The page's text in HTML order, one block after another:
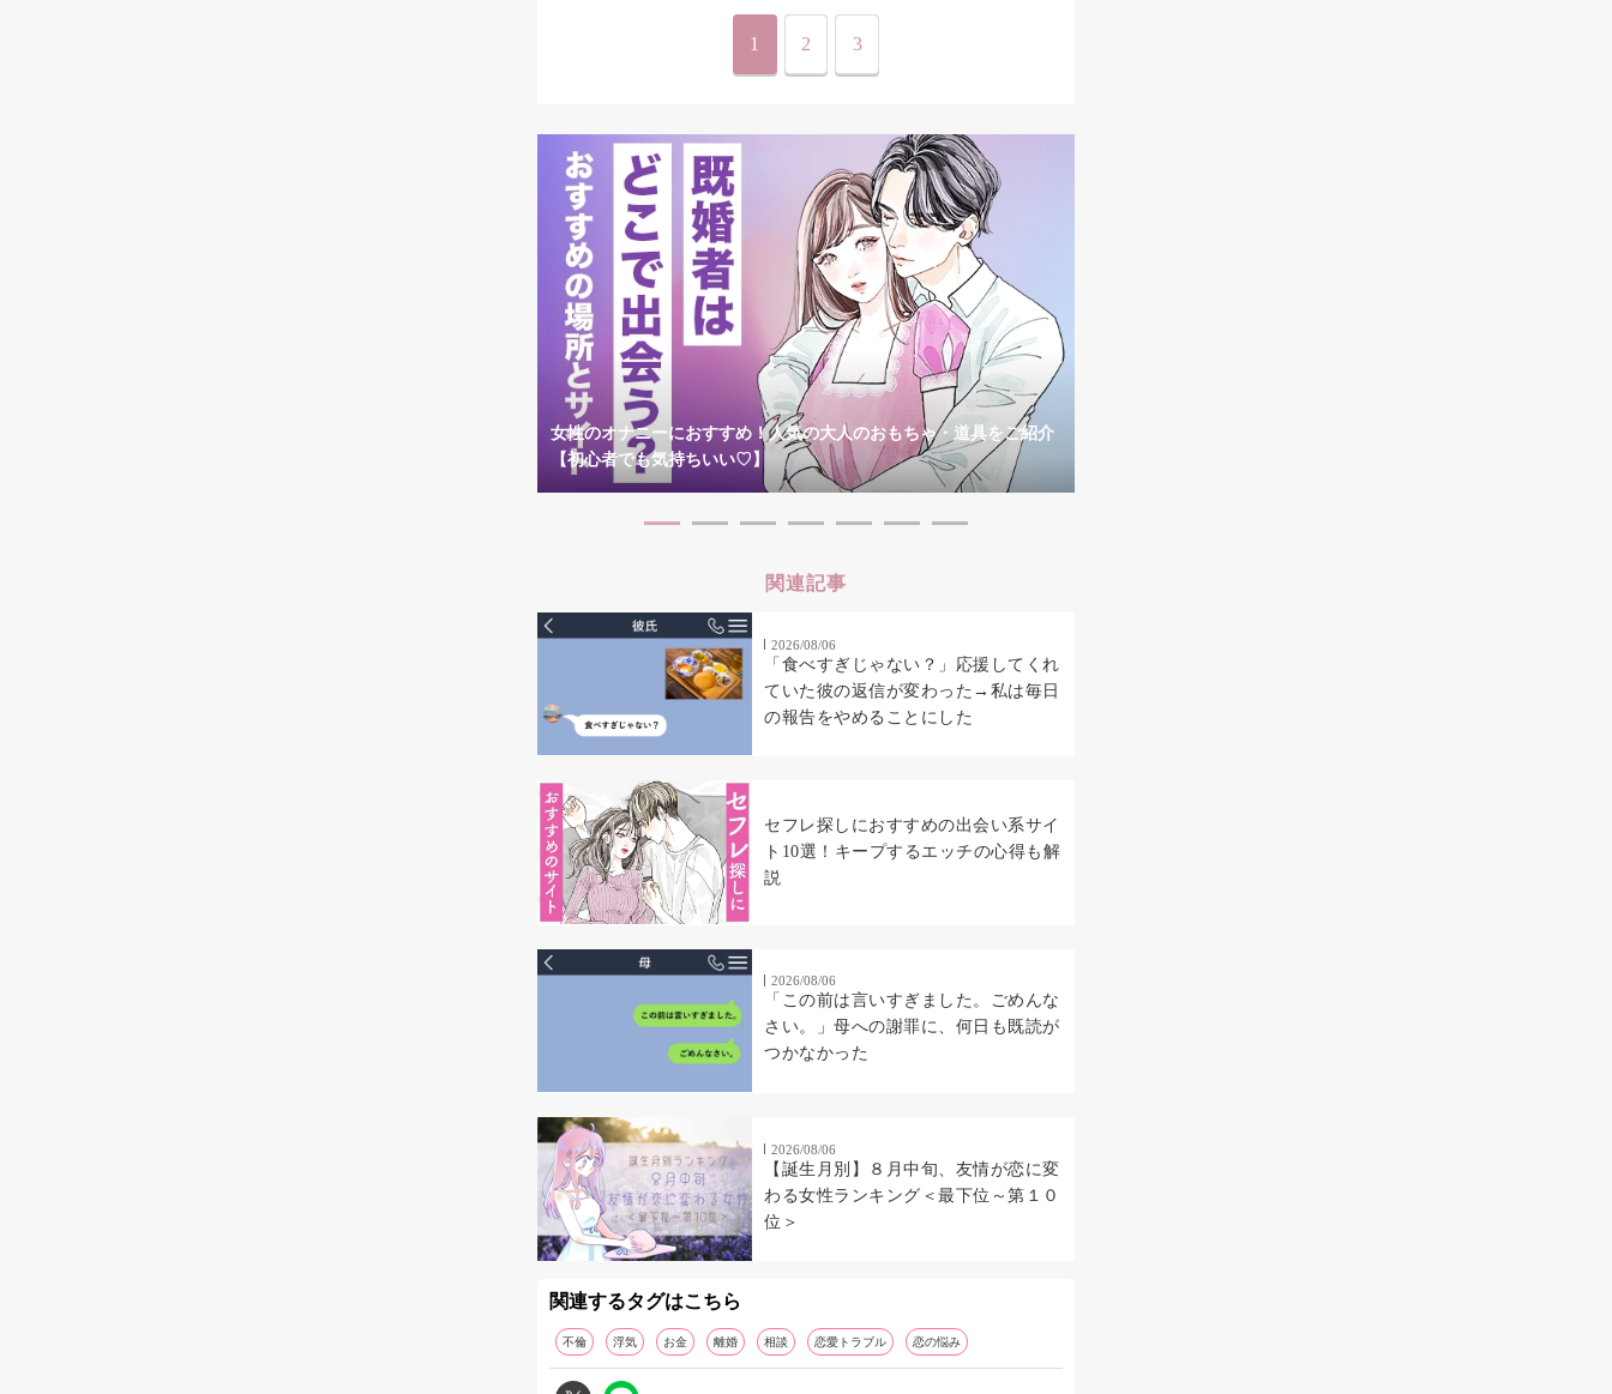
1 2 3
女性のオナニーにおすすめ！人気の大人のおもちゃ・道具をご紹介
【初心者でも気持ちいい♡】
関連記事
2026/08/06
「食べすぎじゃない？」応援してくれ
ていた彼の返信が変わった→私は毎日
の報告をやめることにした
セフレ探しにおすすめの出会い系サイ
ト10選！キープするエッチの心得も解
説
2026/08/06
「この前は言いすぎました。ごめんな
さい。」母への謝罪に、何日も既読が
つかなかった
2026/08/06
【誕生月別】８月中旬、友情が恋に変
わる女性ランキング＜最下位～第１０
位＞
関連するタグはこちら
不倫 浮気 お金 離婚 相談 恋愛トラブル 恋の悩み